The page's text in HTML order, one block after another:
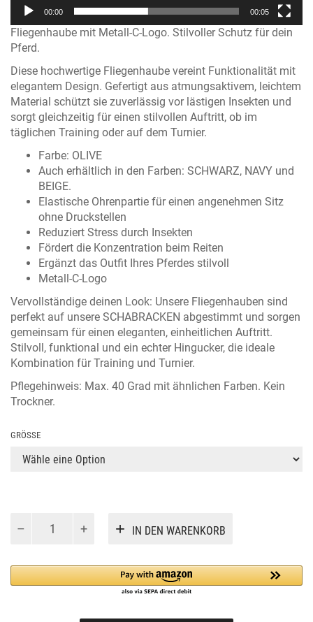
00:00 00:05
Fliegenhaube mit Metall-C-Logo. Stilvoller Schutz für dein
Pferd.
Diese hochwertige Fliegenhaube vereint Funktionalität mit
elegantem Design. Gefertigt aus atmungsaktivem, leichtem
Material schützt sie zuverlässig vor lästigen Insekten und
sorgt gleichzeitig für einen stilvollen Auftritt, ob im
täglichen Training oder auf dem Turnier.
Farbe: OLIVE
Auch erhältlich in den Farben: SCHWARZ, NAVY und
BEIGE.
Elastische Ohrenpartie für einen angenehmen Sitz
ohne Druckstellen
Reduziert Stress durch Insekten
Fördert die Konzentration beim Reiten
Ergänzt das Outfit Ihres Pferdes stilvoll
Metall-C-Logo
Vervollständige deinen Look: Unsere Fliegenhauben sind
perfekt auf unsere SCHABRACKEN abgestimmt und sorgen
gemeinsam für einen eleganten, einheitlichen Auftritt.
Stilvoll, funktional und ein echter Hingucker, die ideale
Kombination für Training und Turnier.
Pflegehinweis: Max. 40 Grad mit ähnlichen Farben. Kein
Trockner.
GRÖSSE
IN DEN WARENKORB